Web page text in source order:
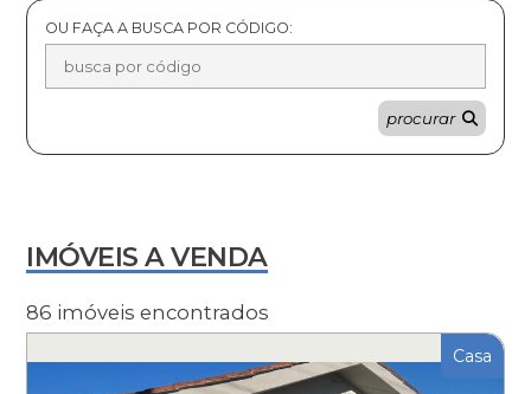
OU FAÇA A BUSCA POR CÓDIGO:
procurar
IMÓVEIS A VENDA
86 imóveis encontrados
Casa